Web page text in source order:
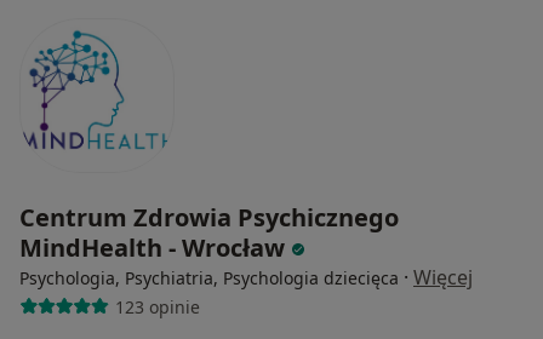
Centrum Zdrowia Psychicznego
MindHealth - Wrocław
Psychologia, Psychiatria, Psychologia dziecięca · Więcej
123 opinie